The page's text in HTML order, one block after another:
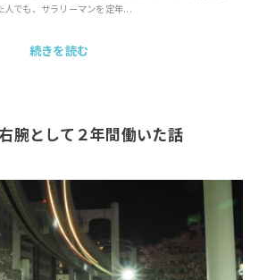
人でも、サラリーマンを定年...
続きを読む
腕として２年間働いた話